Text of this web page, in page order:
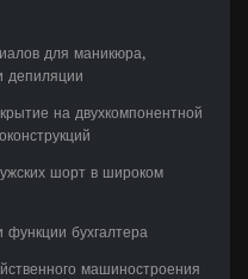
для маникюра,
депиляции
на двухкомпонентной
шорт в широком
бухгалтера
машиностроения